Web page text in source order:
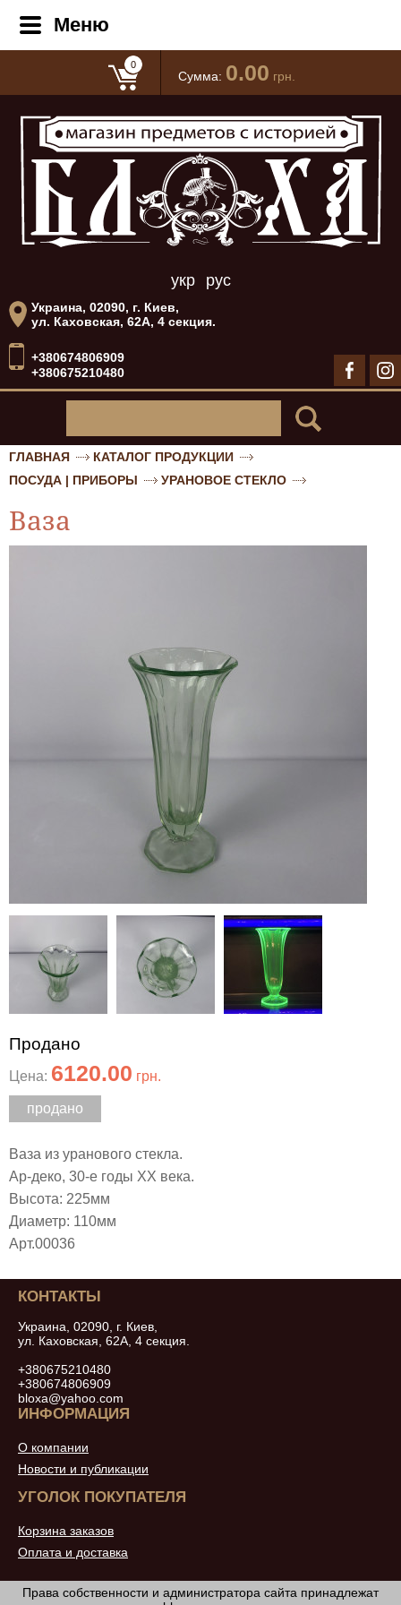
0
Сумма: 0.00 грн.
укр рус
Украина, 02090, г. Киев,
ул. Каховская, 62А, 4 секция.
+380674806909
+380675210480
Меню
ГЛАВНАЯ
КАТАЛОГ ПРОДУКЦИИ
ПОСУДА | ПРИБОРЫ
УРАНОВОЕ СТЕКЛО
Ваза
Продано
Цена: 6120.00 грн.
продано
Ваза из уранового стекла.
Ар-деко, 30-е годы ХХ века.
Высота: 225мм
Диаметр: 110мм
Арт.00036
КОНТАКТЫ
Украина, 02090, г. Киев,
ул. Каховская, 62А, 4 секция.
+380675210480
+380674806909
bloxa@yahoo.com
ИНФОРМАЦИЯ
О компании
Новости и публикации
УГОЛОК ПОКУПАТЕЛЯ
Корзина заказов
Оплата и доставка
Права собственности и администратора сайта принадлежат